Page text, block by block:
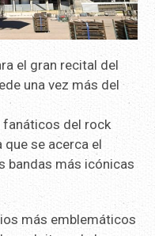
el gran recital del
una vez más del
fanáticos del rock
que se acerca el
bandas más icónicas
más emblemáticos